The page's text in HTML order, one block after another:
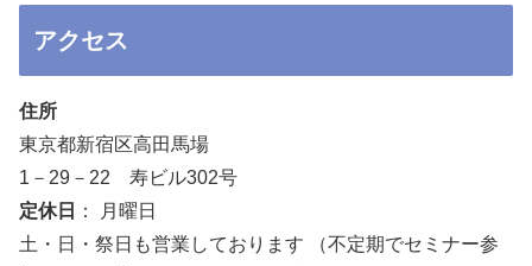
アクセス
住所
東京都新宿区高田馬場
1－29－22 寿ビル302号
定休日
： 月曜日
土・日・祭日も営業しております （不定期でセミナー参